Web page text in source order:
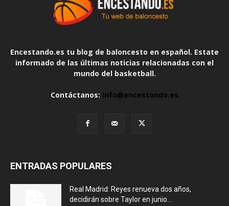
Encestando.es tu blog de baloncesto en español. Estate
informado de las últimas noticias relacionadas con el
mundo del basketball.
Contáctanos: info@encestando.es
ENTRADAS POPULARES
Real Madrid: Reyes renueva dos años,
decidirán sobre Taylor en junio...